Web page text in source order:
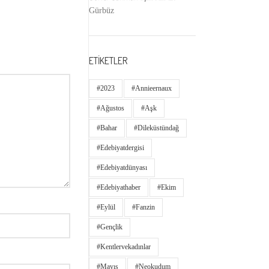
Gürbüz
ETİKETLER
#2023 #annieernaux
#ağustos #aşk
#bahar #dileküstündağ
#edebiyatdergisi
#edebiyatdünyası
#edebiyathaber #ekim
#eylül #fanzin
#gençlik
#kentlervekadınlar
#Mayıs #neokudum